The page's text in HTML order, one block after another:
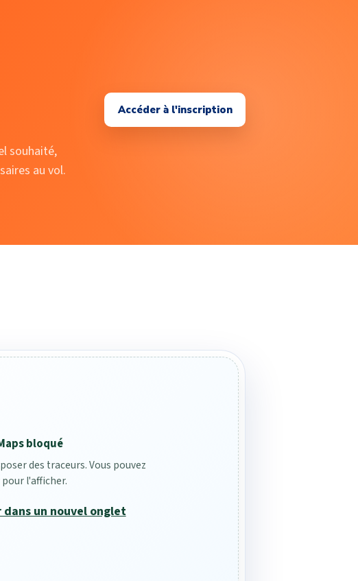
souhaité,
au vol.
Accéder à l'inscription
bloqué
des traceurs. Vous pouvez
l'afficher.
un nouvel onglet